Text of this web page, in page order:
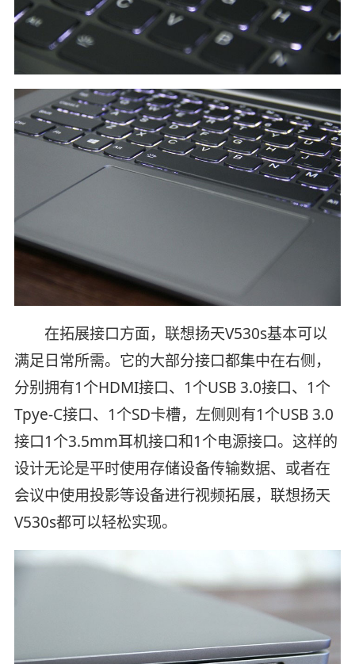
在拓展接口方面，联想扬天V530s基本可以
满足日常所需。它的大部分接口都集中在右侧，
分别拥有1个HDMI接口、1个USB 3.0接口、1个
Tpye-C接口、1个SD卡槽，左侧则有1个USB 3.0
接口1个3.5mm耳机接口和1个电源接口。这样的
设计无论是平时使用存储设备传输数据、或者在
会议中使用投影等设备进行视频拓展，联想扬天
V530s都可以轻松实现。